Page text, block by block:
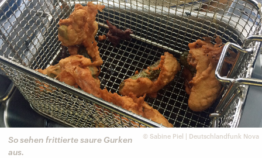
© Sabine Piel | Deutschlandfunk Nova
So sehen frittierte saure Gurken
aus.